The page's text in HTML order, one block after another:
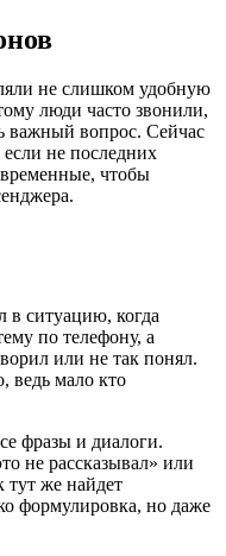
не слишком удобную
люди часто звонили,
важный вопрос. Сейчас
не последних
чтобы
в ситуацию, когда
по телефону, а
или не так понял.
ведь мало кто
фразы и диалоги.
не рассказывал» или
тут же найдет
формулировка, но даже